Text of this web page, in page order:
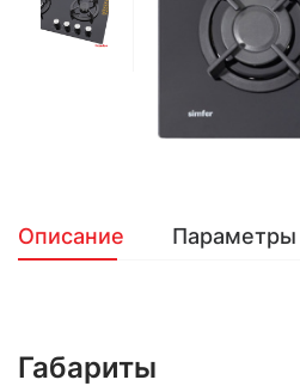
Описание Параметры
Габариты